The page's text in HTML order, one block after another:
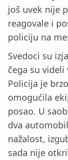
još uvek nije
reagovale i
policiju na
Svedoci su
čega su
Policija je
omogućila
posao. U
dva
nažalost,
sada nije